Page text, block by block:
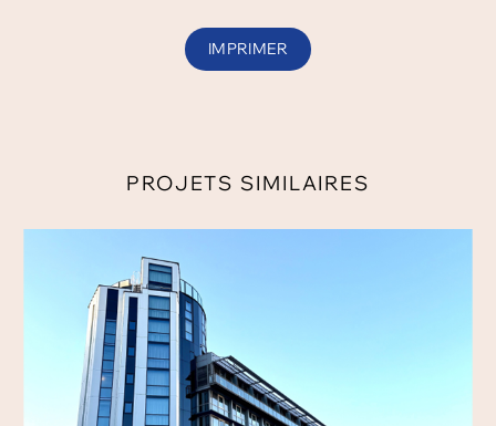
IMPRIMER
PROJETS SIMILAIRES